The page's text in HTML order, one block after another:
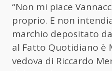
“Non mi piace
proprio. E non
marchio depositato
al Fatto Quotidiano è
vedova di Riccardo